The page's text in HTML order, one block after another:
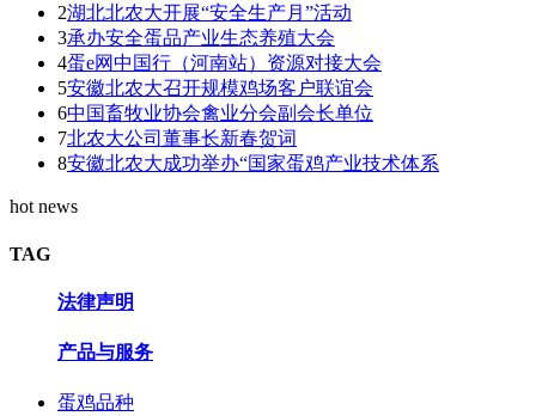
2湖北北农大开展“安全生产月”活动
3承办安全蛋品产业生态养殖大会
4蛋e网中国行（河南站）资源对接大会
5安徽北农大召开规模鸡场客户联谊会
6中国畜牧业协会禽业分会副会长单位
7北农大公司董事长新春贺词
8安徽北农大成功举办“国家蛋鸡产业技术体系
hot news
TAG
法律声明
产品与服务
蛋鸡品种